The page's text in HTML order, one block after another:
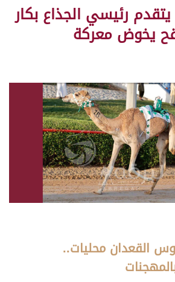
رئيسي الجذاع بكار
يخوض معركة
القعدان محليات..